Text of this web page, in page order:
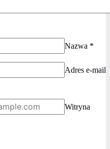
Nazwa *
Adres e-mail
Witryna